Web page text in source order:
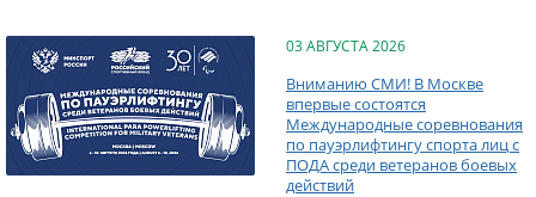
03 АВГУСТА 2026
Вниманию СМИ! В Москве
впервые состоятся
Международные соревнования
по пауэрлифтингу спорта лиц с
ПОДА среди ветеранов боевых
действий